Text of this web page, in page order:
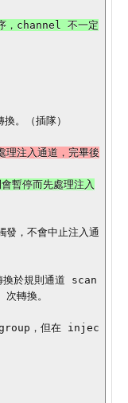
，channel 不一定
。（插隊）
理注入通道，完畢後
暫停而先處理注入